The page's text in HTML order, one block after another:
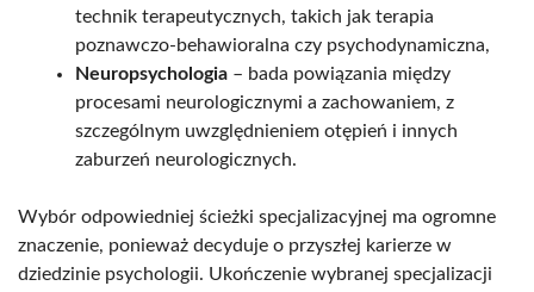
technik terapeutycznych, takich jak terapia
poznawczo-behawioralna czy psychodynamiczna,
Neuropsychologia – bada powiązania między
procesami neurologicznymi a zachowaniem, z
szczególnym uwzględnieniem otępień i innych
zaburzeń neurologicznych.
Wybór odpowiedniej ścieżki specjalizacyjnej ma ogromne
znaczenie, ponieważ decyduje o przyszłej karierze w
dziedzinie psychologii. Ukończenie wybranej specjalizacji